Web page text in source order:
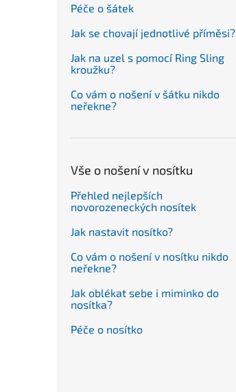
Péče o šátek
Jak se chovají jednotlivé příměsi?
Jak na uzel s pomocí Ring Sling
kroužku?
Co vám o nošení v šátku nikdo
neřekne?
Vše o nošení v nosítku
Přehled nejlepších
novorozeneckých nosítek
Jak nastavit nosítko?
Co vám o nošení v nosítku nikdo
neřekne?
Jak oblékat sebe i miminko do
nosítka?
Péče o nosítko